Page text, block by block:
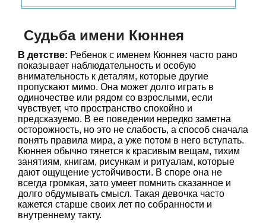
Судьба имени Кюннея
В детстве: Ребенок с именем Кюннея часто рано
показывает наблюдательность и особую
внимательность к деталям, которые другие
пропускают мимо. Она может долго играть в
одиночестве или рядом со взрослыми, если
чувствует, что пространство спокойно и
предсказуемо. В ее поведении нередко заметна
осторожность, но это не слабость, а способ сначала
понять правила мира, а уже потом в него вступать.
Кюннея обычно тянется к красивым вещам, тихим
занятиям, книгам, рисункам и ритуалам, которые
дают ощущение устойчивости. В споре она не
всегда громкая, зато умеет помнить сказанное и
долго обдумывать смысл. Такая девочка часто
кажется старше своих лет по собранности и
внутреннему такту.